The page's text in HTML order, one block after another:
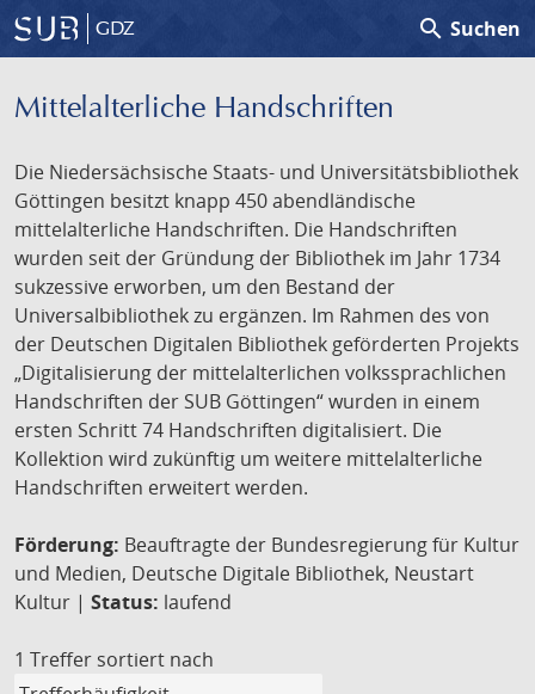
GDZ search Suchen
Mittelalterliche Handschriften
Die Niedersächsische Staats- und Universitätsbibliothek
Göttingen besitzt knapp 450 abendländische
mittelalterliche Handschriften. Die Handschriften
wurden seit der Gründung der Bibliothek im Jahr 1734
sukzessive erworben, um den Bestand der
Universalbibliothek zu ergänzen. Im Rahmen des von
der Deutschen Digitalen Bibliothek geförderten Projekts
„Digitalisierung der mittelalterlichen volkssprachlichen
Handschriften der SUB Göttingen“ wurden in einem
ersten Schritt 74 Handschriften digitalisiert. Die
Kollektion wird zukünftig um weitere mittelalterliche
Handschriften erweitert werden.
Förderung: Beauftragte der Bundesregierung für Kultur
und Medien, Deutsche Digitale Bibliothek, Neustart
Kultur | Status: laufend
1 Treffer sortiert nach